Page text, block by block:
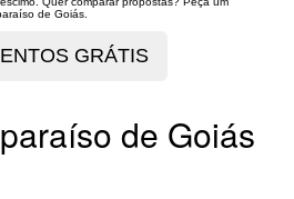
de Goiás.
de Goiás